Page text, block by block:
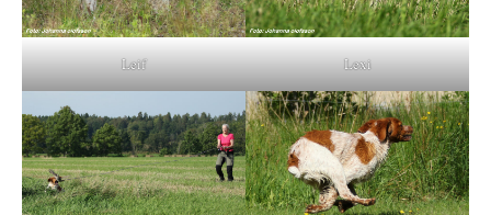
Leif Lexi